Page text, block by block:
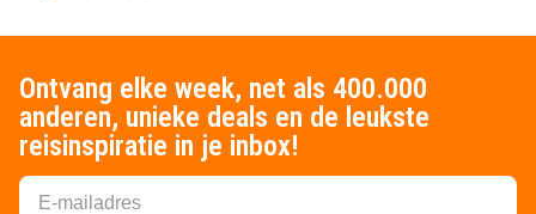
Ontvang elke week, net als 400.000
anderen, unieke deals en de leukste
reisinspiratie in je inbox!